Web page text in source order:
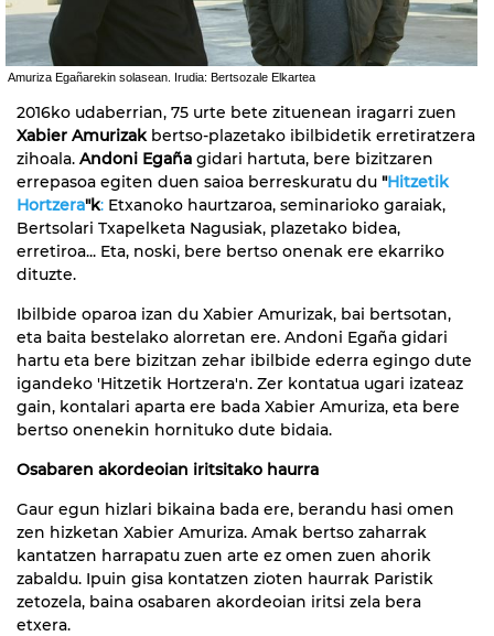
Amuriza Egañarekin solasean. Irudia: Bertsozale Elkartea
2016ko udaberrian, 75 urte bete zituenean iragarri zuen
Xabier Amurizakbertso-plazetako ibilbidetik erretiratzera
zihoala. Andoni Egaña gidari hartuta, bere bizitzaren
errepasoa egiten duen saioa berreskuratu du "Hitzetik
Hortzera"k: Etxanoko haurtzaroa, seminarioko garaiak,
Bertsolari Txapelketa Nagusiak, plazetako bidea,
erretiroa... Eta, noski, bere bertso onenak ere ekarriko
dituzte.
Ibilbide oparoa izan du Xabier Amurizak, bai bertsotan,
eta baita bestelako alorretan ere. Andoni Egaña gidari
hartu eta bere bizitzan zehar ibilbide ederra egingo dute
igandeko 'Hitzetik Hortzera'n. Zer kontatua ugari izateaz
gain, kontalari aparta ere bada Xabier Amuriza, eta bere
bertso onenekin hornituko dute bidaia.
Osabaren akordeoian iritsitako haurra
Gaur egun hizlari bikaina bada ere, berandu hasi omen
zen hizketan Xabier Amuriza. Amak bertso zaharrak
kantatzen harrapatu zuen arte ez omen zuen ahorik
zabaldu. Ipuin gisa kontatzen zioten haurrak Paristik
zetozela, baina osabaren akordeoian iritsi zela bera
etxera.